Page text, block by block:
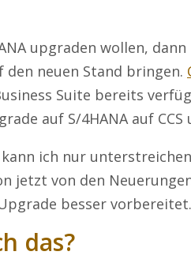
upgraden wollen,
den neuen Stand bringen.
Suite bereits
auf S/4HANA auf CCS
ich nur
jetzt von den
besser vorbereitet.
das?
software.de